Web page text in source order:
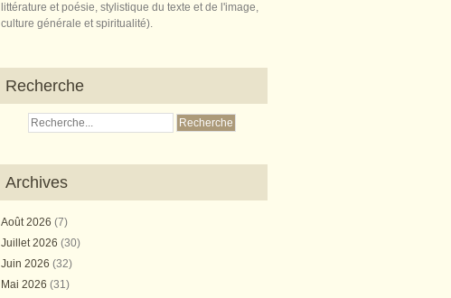
littérature et poésie, stylistique du texte et de l'image,
culture générale et spiritualité).
Recherche
Archives
Août 2026 (7)
Juillet 2026 (30)
Juin 2026 (32)
Mai 2026 (31)